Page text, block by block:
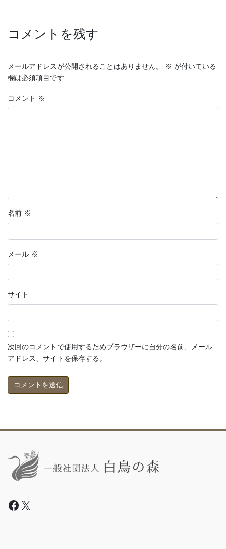
コメントを残す
メールアドレスが公開されることはありません。 ※ が付いている
欄は必須項目です
コメント ※
名前 ※
メール ※
サイト
次回のコメントで使用するためブラウザーに自分の名前、メール
アドレス、サイトを保存する。
Facebook
X